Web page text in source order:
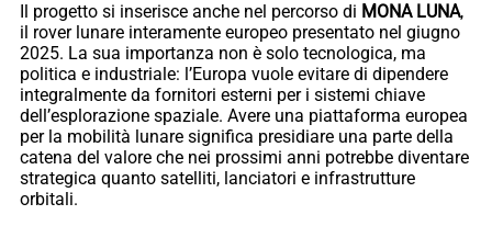
Il progetto si inserisce anche nel percorso di MONA LUNA,
il rover lunare interamente europeo presentato nel giugno
2025. La sua importanza non è solo tecnologica, ma
politica e industriale: l’Europa vuole evitare di dipendere
integralmente da fornitori esterni per i sistemi chiave
dell’esplorazione spaziale. Avere una piattaforma europea
per la mobilità lunare significa presidiare una parte della
catena del valore che nei prossimi anni potrebbe diventare
strategica quanto satelliti, lanciatori e infrastrutture
orbitali.